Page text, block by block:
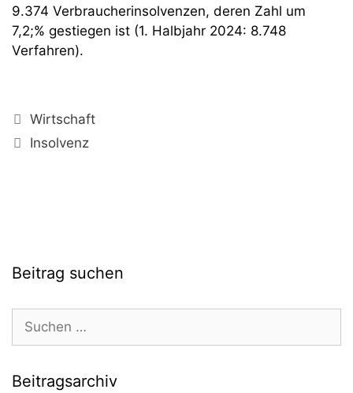
9.374 Verbraucherinsolvenzen, deren Zahl um
7,2;% gestiegen ist (1. Halbjahr 2024: 8.748
Verfahren).
Kategorien
Wirtschaft
Schlagwörter
Insolvenz
Beitrag suchen
Suchen
nach:
Beitragsarchiv